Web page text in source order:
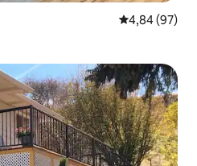
4,84 (97)